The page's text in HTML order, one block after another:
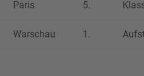
Paris 5.
Warschau 1.